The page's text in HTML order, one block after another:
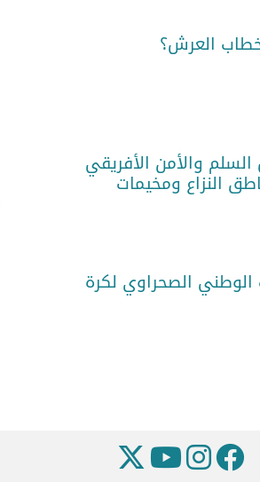
خطاب العرش؟
والأمن الأفريقي
النزاع ومخيمات
الصحراوي لكرة